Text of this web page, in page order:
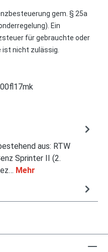
gem. § 25a
Ein
für gebrauchte oder
nicht zulässig.
aus: RTW
Sprinter II (2.
Mehr